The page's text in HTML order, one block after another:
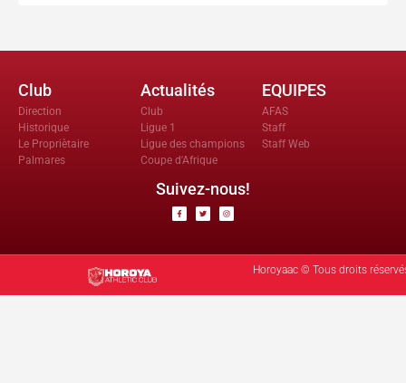
Club
Direction
Historique
Le Propriètaire
Palmares
Actualités
Club
Ligue 1
Ligue des champions
Coupe d'Afrique
EQUIPES
AFAS
Staff
Staff Web
Suivez-nous!
Horoyaac © Tous droits